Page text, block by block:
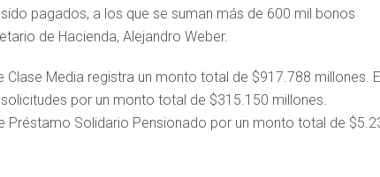
pagados, a los que se suman más de 600 mil bonos
de Hacienda, Alejandro Weber.
Media registra un monto total de $917.788 millones.
por un monto total de $315.150 millones.
Préstamo Solidario Pensionado por un monto total de